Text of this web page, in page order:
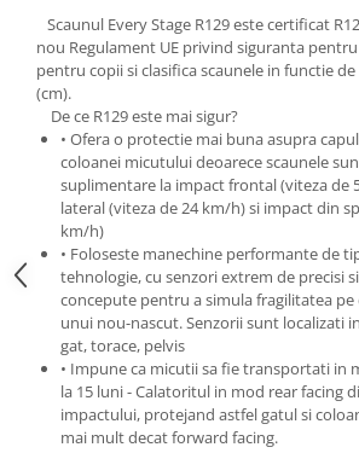
Scaunul Every Stage R129 este certificat
nou Regulament UE privind siguranta
pentru copii si clasifica scaunele in functie
(cm).
De ce R129 este mai sigur?
• Ofera o protectie mai buna asupra
coloanei micutului deoarece scaunele
suplimentare la impact frontal (viteza de
lateral (viteza de 24 km/h) si impact din
km/h)
• Foloseste manechine performante de
tehnologie, cu senzori extrem de precisi
concepute pentru a simula fragilitatea pe
unui nou-nascut. Senzorii sunt localizati
gat, torace, pelvis
• Impune ca micutii sa fie transportati in
la 15 luni - Calatoritul in mod rear facing
impactului, protejand astfel gatul si
mai mult decat forward facing.